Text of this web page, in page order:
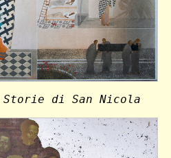
Storie di San Nicola